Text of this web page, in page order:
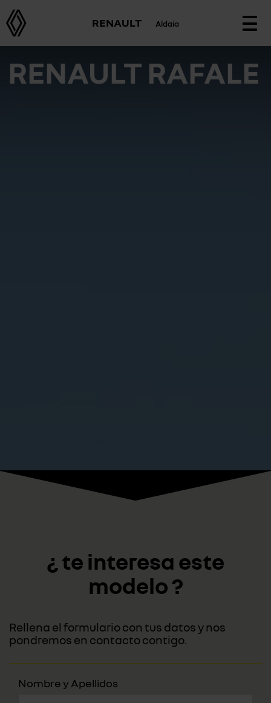
RENAULT Aldaia
RENAULT RAFALE
¿ te interesa este
modelo ?
Rellena el formulario con tus datos y nos
pondremos en contacto contigo.
Nombre y Apellidos